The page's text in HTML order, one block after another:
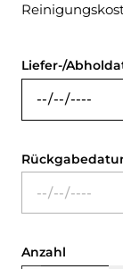
Liefer-/
Anzahl